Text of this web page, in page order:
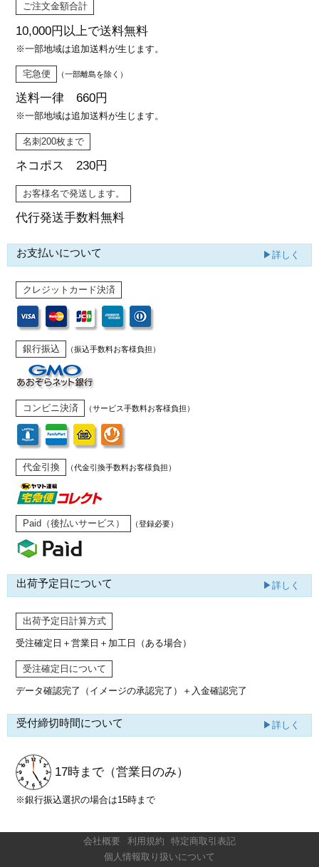
ご注文金額合計
10,000円以上で送料無料
※一部地域は追加送料が生じます。
宅急便 （一部離島を除く）
送料一律 660円
※一部地域は追加送料が生じます。
名刺200枚まで
ネコポス 230円
お客様名で発送します。
代行発送手数料無料
お支払いについて ▶詳しく
クレジットカード決済
銀行振込 （振込手数料お客様負担）
コンビニ決済 （サービス手数料お客様負担）
代金引換 （代金引換手数料お客様負担）
Paid（後払いサービス） （登録必要）
出荷予定日について ▶詳しく
出荷予定日計算方式
受注確定日＋営業日＋加工日（ある場合）
受注確定日について
データ確認完了（イメージの承認完了） ＋入金確認完了
受付締切時間について ▶詳しく
17時まで （営業日のみ）
※銀行振込選択の場合は15時まで
会社概要 利用規約
特定商取引表記
個人情報取り扱いについて